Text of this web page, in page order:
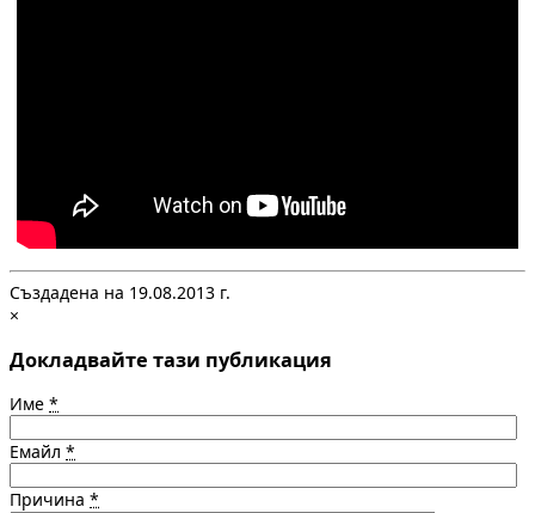
Създадена на 19.08.2013 г.
×
Докладвайте тази публикация
Име *
Емайл *
Причина *